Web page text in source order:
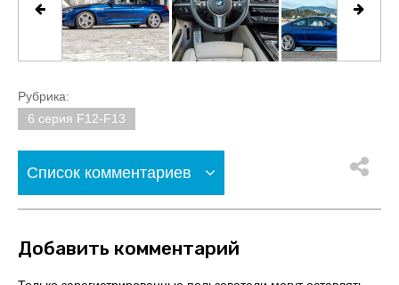
Рубрика:
6 серия F12-F13
Список комментариев
Добавить комментарий